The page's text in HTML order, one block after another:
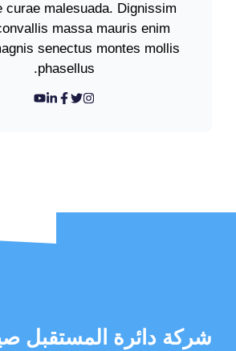
curae malesuada. Dignissim
massa mauris enim
senectus montes mollis
phasellus.
شركة دائرة المستقبل